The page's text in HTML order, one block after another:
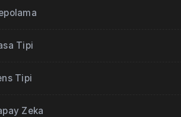
Tipi
Tipi
Zeka